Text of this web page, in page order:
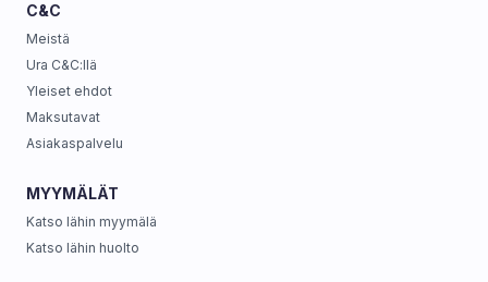
C&C
Meistä
Ura C&C:llä
Yleiset ehdot
Maksutavat
Asiakaspalvelu
MYYMÄLÄT
Katso lähin myymälä
Katso lähin huolto